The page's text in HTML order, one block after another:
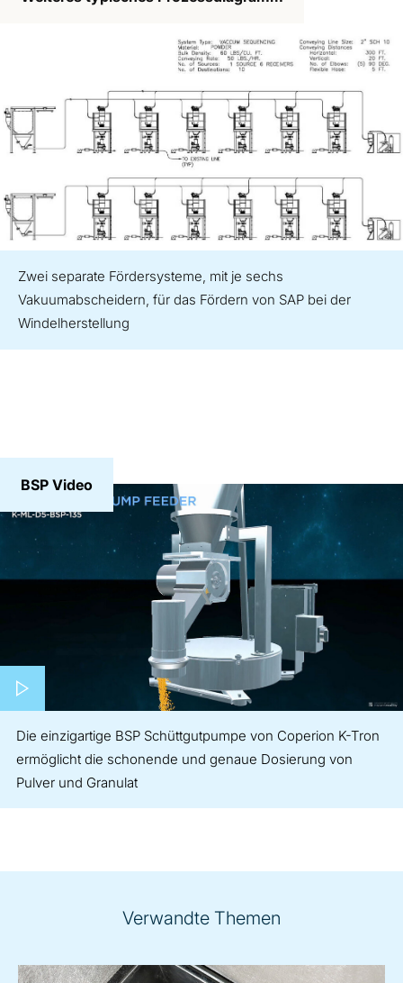
Zwei separate Fördersysteme, mit je sechs
Vakuumabscheidern, für das Fördern von SAP bei der
Windelherstellung
BSP Video
Play video
Die einzigartige BSP Schüttgutpumpe von Coperion K-Tron
ermöglicht die schonende und genaue Dosierung von
Pulver und Granulat
Verwandte Themen